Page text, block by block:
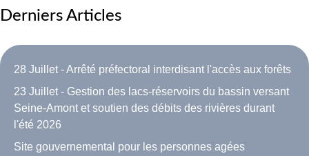
Derniers Articles
28 Juillet - Arrêté préfectoral interdisant l'accès aux forêts
23 Juillet - Gestion des lacs-réservoirs du bassin versant
Seine-Amont et soutien des débits des rivières durant
l'été 2026
Site gouvernemental pour les personnes agées